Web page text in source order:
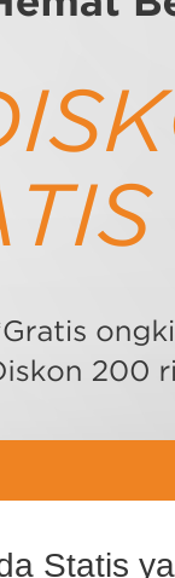
Statis